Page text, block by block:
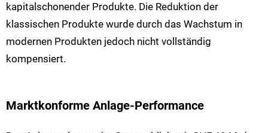
kapitalschonender Produkte. Die Reduktion der
klassischen Produkte wurde durch das Wachstum in
modernen Produkten jedoch nicht vollständig
kompensiert.
Marktkonforme Anlage-Performance